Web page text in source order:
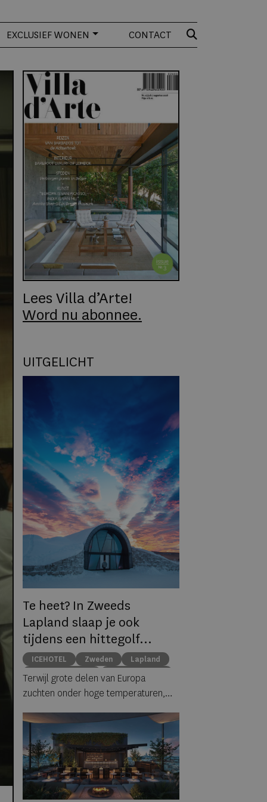
EXCLUSIEF WONEN CONTACT
Lees Villa d’Arte!
Word nu abonnee.
UITGELICHT
Te heet? In Zweeds
Lapland slaap je ook
tijdens een hittegolf
gewoon tussen ijs en
sneeuw
ICEHOTEL Zweden
Lapland
middernachtzon
summer travel
Arctische reizen
Terwijl grote delen van Europa
zuchten onder hoge temperaturen,
Jukkasjärvi een verrassend
alternatief. Dankzij
ICEHOTEL 365blijft
het iconische ijshotel het hele jaar
geopend, waardoor gasten zelfs
midden in de zomer kunnen
overnachten in met de hand uit ijs